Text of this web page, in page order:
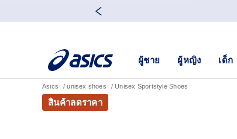
ผู้ชาย ผู้หญิง เด็ก
Asics unisex shoes Unisex Sportstyle Shoes
สินค้าลดราคา